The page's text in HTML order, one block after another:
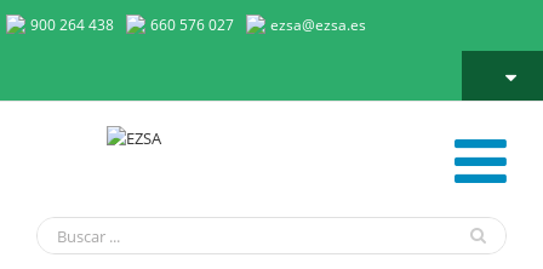
900 264 438 660 576 027 ezsa@ezsa.es